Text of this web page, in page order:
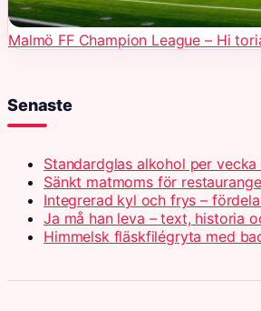
Malmö FF Champion League – Hi
Senaste
Standardglas alkohol per
Sänkt matmoms för
Integrerad kyl och frys –
Ja må han leva – text, historia
Himmelsk fläskfilégryta med